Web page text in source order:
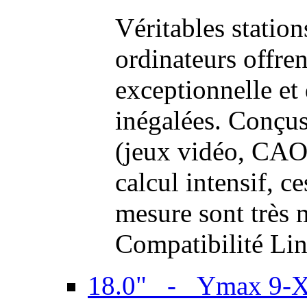
Véritables
ordinateurs
exceptionnelle et
inégalées.
(jeux vidéo,
calcul intensif,
mesure sont très
Compatibilité
18.0" - Ymax 9-